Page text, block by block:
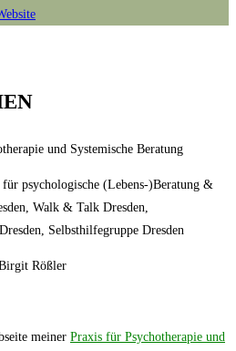
und Systemische Beratung
Rößler
meiner Praxis für Psychotherapie und